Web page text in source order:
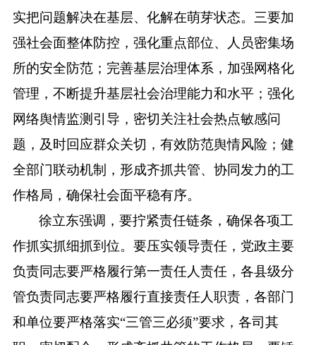
实把问题解决在基层、化解在萌芽状态。三要加
强社会面整体防控，强化重点部位、人员密集场
所的安全防范；完善基层治理体系，加强网格化
管理，不断提升基层社会治理能力和水平；强化
网络舆情监测引导，密切关注社会热点敏感问
题，及时回应群众关切，有效防范舆情风险；健
全部门联动机制，形成齐抓共管、协同发力的工
作格局，确保社会面平稳有序。
徐立东强调，要拧紧责任链条，确保各项工
作抓实抓细抓到位。要压实领导责任，党政主要
负责同志要严格履行第一责任人责任，各县级分
管负责同志要严格履行直接责任人职责，各部门
和单位要严格落实“三管三必须”要求，各司其